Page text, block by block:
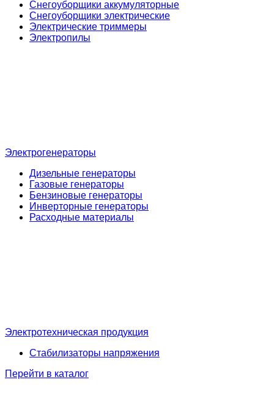
Снегоуборщики аккумуляторные
Снегоуборщики электрические
Электрические триммеры
Электропилы
Электрогенераторы
Дизельные генераторы
Газовые генераторы
Бензиновые генераторы
Инверторные генераторы
Расходные материалы
Электротехническая продукция
Стабилизаторы напряжения
Перейти в каталог